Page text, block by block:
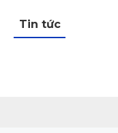
Tin tức